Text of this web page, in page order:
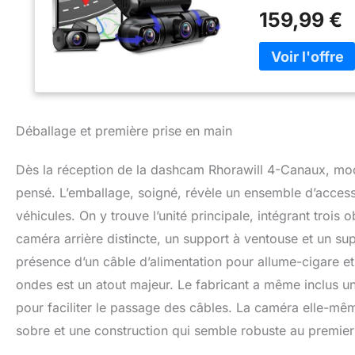
enregistre
modifier l'angle
davantage
stationnement
24 heures sur
application
se connecter
l'application
vidéo en un seul
latitude, la
lecture.
mètres, au-delà
Tranquillité
haut de gamme
cabine produit
159,99 €
Déballage et première prise en main
Dès la réception de la dashcam Rhorawill 4-Canaux,
pensé. L’emballage, soigné, révèle un ensemble
véhicules. On y trouve l’unité principale, intégrant trois
caméra arrière distincte, un support à ventouse et un
présence d’un câble d’alimentation pour allume-cigare
ondes est un atout majeur. Le fabricant a même inclus
pour faciliter le passage des câbles. La caméra elle-
sobre et une construction qui semble robuste au